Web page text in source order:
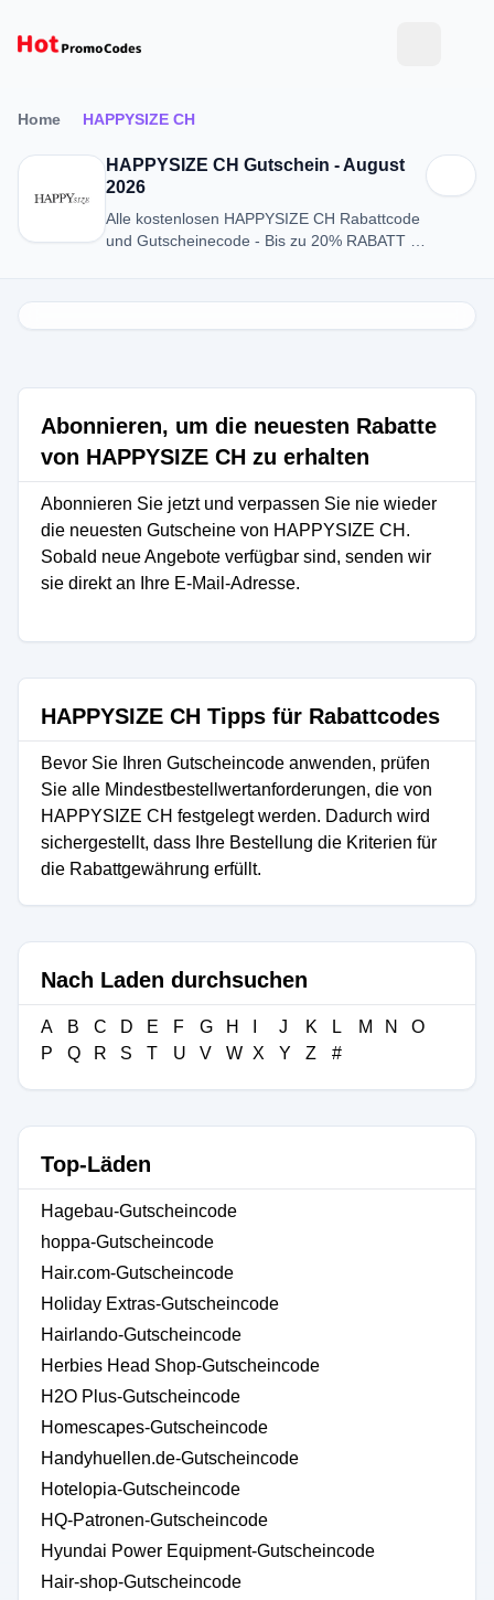
Home HAPPYSIZE CH
HAPPYSIZE CH Gutschein - August
2026
Alle kostenlosen HAPPYSIZE CH Rabattcode
und Gutscheinecode - Bis zu 20% RABATT in
Abonnieren, um die neuesten Rabatte
von HAPPYSIZE CH zu erhalten
Abonnieren Sie jetzt und verpassen Sie nie wieder
die neuesten Gutscheine von HAPPYSIZE CH.
Sobald neue Angebote verfügbar sind, senden wir
sie direkt an Ihre E-Mail-Adresse.
HAPPYSIZE CH Tipps für Rabattcodes
Bevor Sie Ihren Gutscheincode anwenden, prüfen
Sie alle Mindestbestellwertanforderungen, die von
HAPPYSIZE CH festgelegt werden. Dadurch wird
sichergestellt, dass Ihre Bestellung die Kriterien für
die Rabattgewährung erfüllt.
Nach Laden durchsuchen
A B C D E F G H J K L M N
O
P
Q R S T U V W X Y Z #
Top-Läden
Hagebau-Gutscheincode
hoppa-Gutscheincode
Hair.com-Gutscheincode
Holiday Extras-Gutscheincode
Hairlando-Gutscheincode
Herbies Head Shop-Gutscheincode
H2O Plus-Gutscheincode
Homescapes-Gutscheincode
Handyhuellen.de-Gutscheincode
Hotelopia-Gutscheincode
HQ-Patronen-Gutscheincode
Hyundai Power Equipment-Gutscheincode
Hair-shop-Gutscheincode